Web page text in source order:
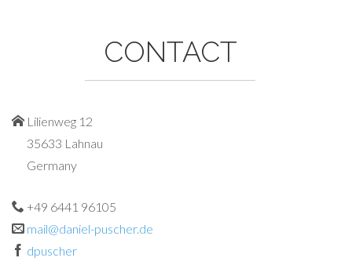
CONTACT
Lilienweg 12
35633 Lahnau
Germany
+49 6441 96105
mail@daniel-puscher.de
dpuscher